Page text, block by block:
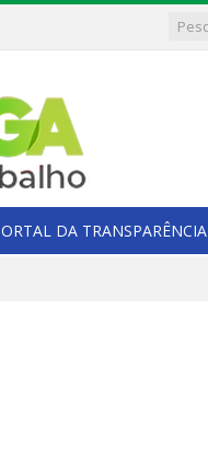
DA TRANSPARÊNCIA